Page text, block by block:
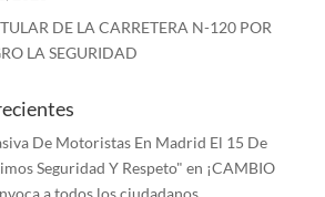
DE LA CARRETERA N-120 POR
LA SEGURIDAD
De Motoristas En Madrid El 15 De
Seguridad Y Respeto" en ¡CAMBIO
a todos los ciudadanos